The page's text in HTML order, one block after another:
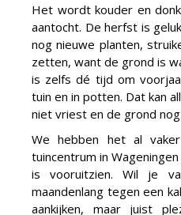
Het wordt kouder en
aantocht. De herfst is
nog nieuwe planten,
zetten, want de grond is
is zelfs dé tijd om
tuin en in potten. Dat kan
niet vriest en de grond
We hebben het al
tuincentrum in
is vooruitzien. Wil je
maandenlang tegen een
aankijken, maar juist